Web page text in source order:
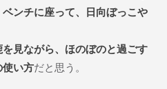
ンチに座って、日向ぼっこや
見ながら、ほのぼのと過ごす
使い方だと思う。